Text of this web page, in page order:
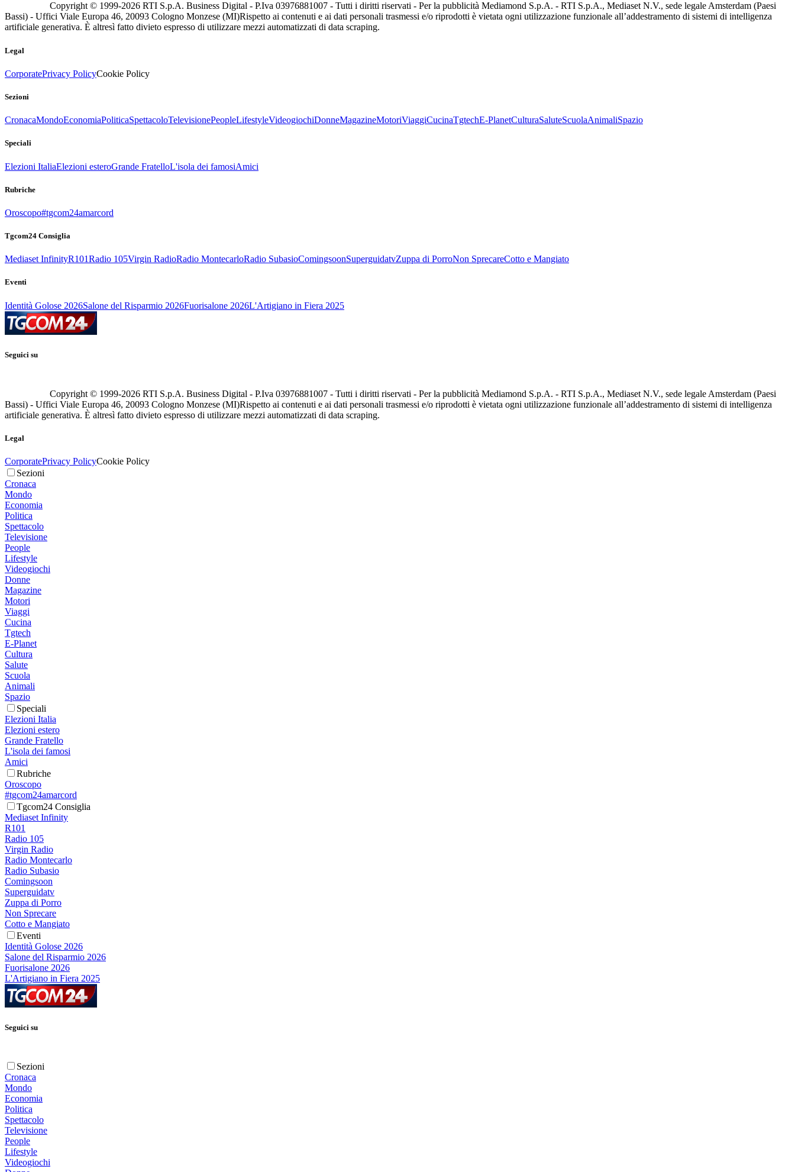
Copyright © 1999-2026 RTI S.p.A. Business Digital - P.Iva 03976881007 - Tutti i diritti riservati - Per la pubblicità Mediamond S.p.A. - RTI S.p.A., Mediaset N.V., sede legale Amsterdam (Paesi
Bassi) - Uffici Viale Europa 46, 20093 Cologno Monzese (MI)Rispetto ai contenuti e ai dati personali trasmessi e/o riprodotti è vietata ogni utilizzazione funzionale all’addestramento di sistemi di intelligenza
artificiale generativa. È altresì fatto divieto espresso di utilizzare mezzi automatizzati di data scraping.
Legal
CorporatePrivacy PolicyCookie Policy
Sezioni
CronacaMondoEconomiaPoliticaSpettacoloTelevisionePeopleLifestyleVideogiochiDonneMagazineMotoriViaggiCucinaTgtechE-PlanetCulturaSaluteScuolaAnimaliSpazio
Speciali
Elezioni ItaliaElezioni esteroGrande FratelloL'isola dei famosiAmici
Rubriche
Oroscopo#tgcom24amarcord
Tgcom24 Consiglia
Mediaset InfinityR101Radio 105Virgin RadioRadio MontecarloRadio SubasioComingsoonSuperguidatvZuppa di PorroNon SprecareCotto e Mangiato
Eventi
Identità Golose 2026Salone del Risparmio 2026Fuorisalone 2026L'Artigiano in Fiera 2025
Seguici su
Copyright © 1999-2026 RTI S.p.A. Business Digital - P.Iva 03976881007 - Tutti i diritti riservati - Per la pubblicità Mediamond S.p.A. - RTI S.p.A., Mediaset N.V., sede legale Amsterdam (Paesi
Bassi) - Uffici Viale Europa 46, 20093 Cologno Monzese (MI)Rispetto ai contenuti e ai dati personali trasmessi e/o riprodotti è vietata ogni utilizzazione funzionale all’addestramento di sistemi di intelligenza
artificiale generativa. È altresì fatto divieto espresso di utilizzare mezzi automatizzati di data scraping.
Legal
CorporatePrivacy PolicyCookie Policy
Sezioni
Cronaca
Mondo
Economia
Politica
Spettacolo
Televisione
People
Lifestyle
Videogiochi
Donne
Magazine
Motori
Viaggi
Cucina
Tgtech
E-Planet
Cultura
Salute
Scuola
Animali
Spazio
Speciali
Elezioni Italia
Elezioni estero
Grande Fratello
L'isola dei famosi
Amici
Rubriche
Oroscopo
#tgcom24amarcord
Tgcom24 Consiglia
Mediaset Infinity
R101
Radio 105
Virgin Radio
Radio Montecarlo
Radio Subasio
Comingsoon
Superguidatv
Zuppa di Porro
Non Sprecare
Cotto e Mangiato
Eventi
Identità Golose 2026
Salone del Risparmio 2026
Fuorisalone 2026
L'Artigiano in Fiera 2025
Seguici su
Sezioni
Cronaca
Mondo
Economia
Politica
Spettacolo
Televisione
People
Lifestyle
Videogiochi